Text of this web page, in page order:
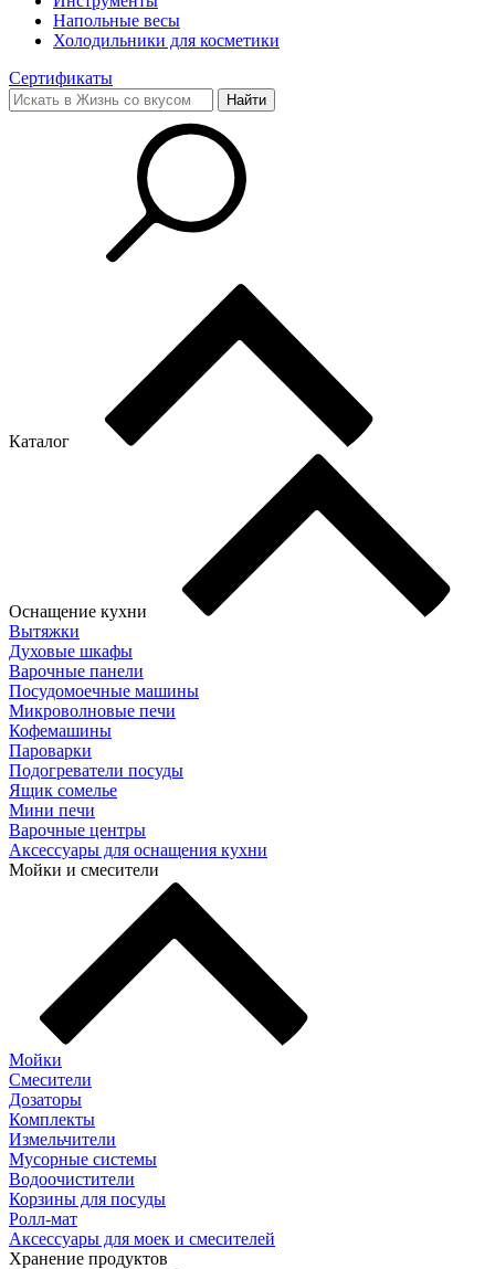
Напольные весы
Холодильники для косметики
Сертификаты
Каталог
Оснащение кухни
Вытяжки
Духовые шкафы
Варочные панели
Посудомоечные машины
Микроволновые печи
Кофемашины
Пароварки
Подогреватели посуды
Ящик сомелье
Мини печи
Варочные центры
Аксессуары для оснащения кухни
Мойки и смесители
Мойки
Смесители
Дозаторы
Комплекты
Измельчители
Мусорные системы
Водоочистители
Корзины для посуды
Ролл-мат
Аксессуары для моек и смесителей
Хранение продуктов